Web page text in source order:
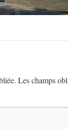
Les champs